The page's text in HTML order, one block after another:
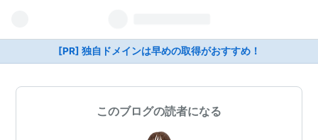
[PR] 独自ドメインは早めの取得がおすすめ！
このブログの読者になる